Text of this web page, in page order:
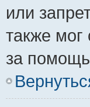
или
также мог
за